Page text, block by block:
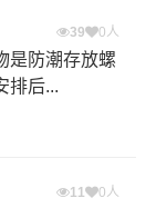
39 0人
是防潮存放螺
排后...
11 0人